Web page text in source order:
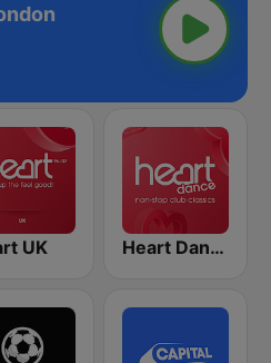
UK Heart Dance